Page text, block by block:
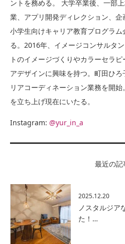
ントを務める。 大学卒業後、一部
業、アプリ開発ディレクション、企
小学生向けキャリア教育プログラ
る。2016年、イメージコンサルタ
トのイメージづくりやカラーセラ
アデザインに興味を持つ。町田ひ
リアコーディネーション業務を開
を立ち上げ現在にいたる。
Instagram: @yur_in_a
最近の記
2025.12.20
ノスタルジア
た！…